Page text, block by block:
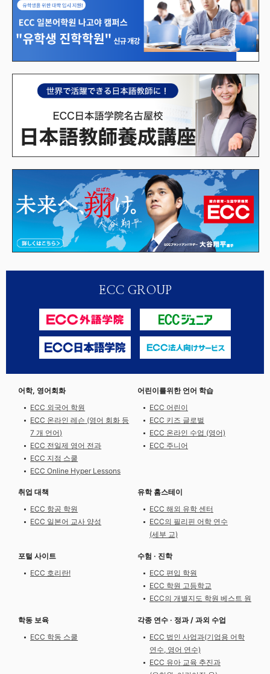
ECC GROUP
어학, 영어회화
ECC 외국어 학원
ECC 온라인 레슨 (영어 회화 등
7 개 언어)
ECC 전일제 영어 전과
ECC 지점 스쿨
ECC Online Hyper Lessons
어린이를위한 언어 학습
ECC 어린이
ECC 키즈 글로벌
ECC 온라인 수업 (영어)
ECC 주니어
취업 대책
ECC 항공 학원
ECC 일본어 교사 양성
유학 홈스테이
ECC 해외 유학 센터
ECC의 필리핀 어학 연수
(세부 교)
포털 사이트
ECC 호리란!
수험 · 진학
ECC 편입 학원
ECC 학원 고등학교
ECC의 개별지도 학원 베스트 원
학동 보육
ECC 학동 스쿨
각종 연수 · 정과 / 과외 수업
ECC 법인 사업과(기업용 어학
연수, 영어 연수)
ECC 유아 교육 추진과